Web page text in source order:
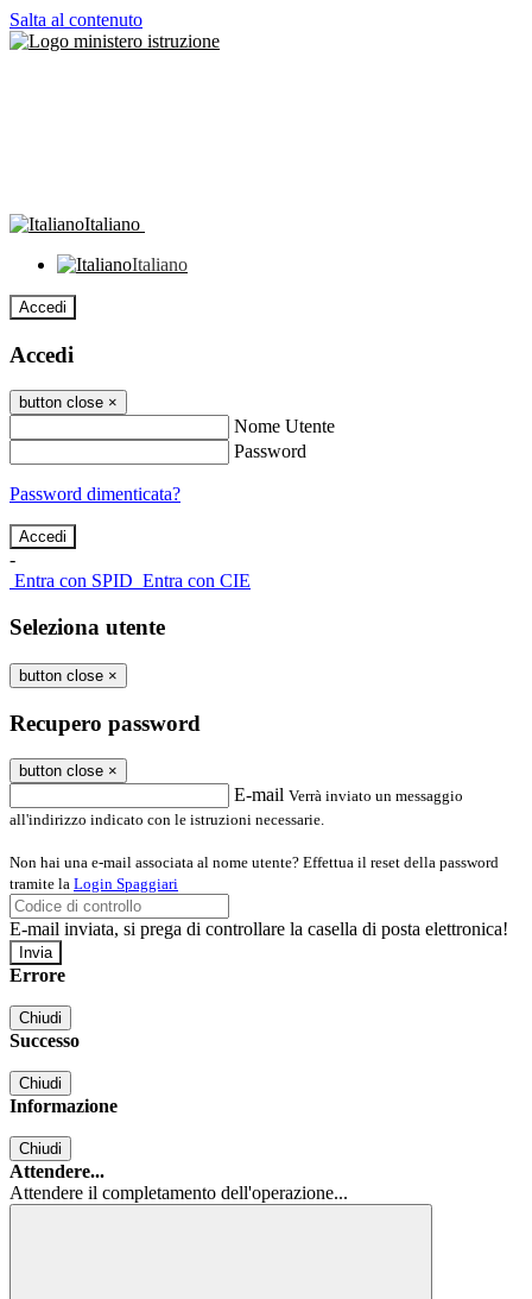
Salta al contenuto
Italiano
Italiano
Accedi
Accedi
button close ×
Nome Utente
Password
Password dimenticata?
-
Entra con SPID Entra con CIE
Seleziona utente
button close ×
Recupero password
button close ×
E-mail Verrà inviato un messaggio
all'indirizzo indicato con le istruzioni necessarie.
Non hai una e-mail associata al nome utente? Effettua il reset della password
tramite la Login Spaggiari
E-mail inviata, si prega di controllare la casella di posta elettronica!
Errore
Chiudi
Successo
Chiudi
Informazione
Chiudi
Attendere...
Attendere il completamento dell'operazione...